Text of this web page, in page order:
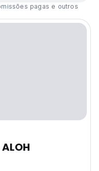
pagas e outros